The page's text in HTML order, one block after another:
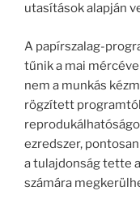
utasítások alapján
A papírszalag-
tűnik a mai
nem a munkás
rögzített
ezredszer,
a tulajdonság tette
számára